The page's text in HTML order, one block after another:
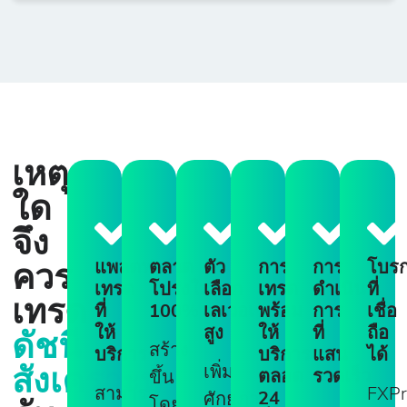
Dynamic
USD 3000
Dynamic
USD
เหตุ
ใด
จึง
ควร
เทรด
ดัชนี
สังเคราะห์
แพลตฟอร์ม
เทรด
ที่
ให้
บริการ
สามารถ
ตลาด
โปร่งใส
100%
สร้าง
ขึ้น
ตัว
เลือก
เลเวอเรจ
สูง
เพิ่ม
ศักยภาพ
การ
เทรด
พร้อม
ให้
บริการ
ตลอด
24
การ
ดำเนิน
การ
ที่
แสน
รวดเร็ว
โบร
ที่
เชื่อ
ถือ
ได้